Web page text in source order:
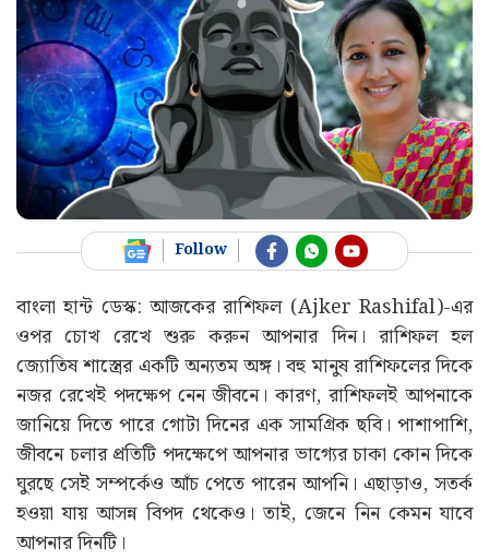
Follow
বাংলা হান্ট ডেস্ক: আজকের রাশিফল (Ajker Rashifal)-এর
ওপর চোখ রেখে শুরু করুন আপনার দিন। রাশিফল হল
জ্যোতিষ শাস্ত্রের একটি অন্যতম অঙ্গ। বহু মানুষ রাশিফলের দিকে
নজর রেখেই পদক্ষেপ নেন জীবনে। কারণ, রাশিফলই আপনাকে
জানিয়ে দিতে পারে গোটা দিনের এক সামগ্রিক ছবি। পাশাপাশি,
জীবনে চলার প্রতিটি পদক্ষেপে আপনার ভাগ্যের চাকা কোন দিকে
ঘুরছে সেই সম্পর্কেও আঁচ পেতে পারেন আপনি। এছাড়াও, সতর্ক
হওয়া যায় আসন্ন বিপদ থেকেও। তাই, জেনে নিন কেমন যাবে
আপনার দিনটি।